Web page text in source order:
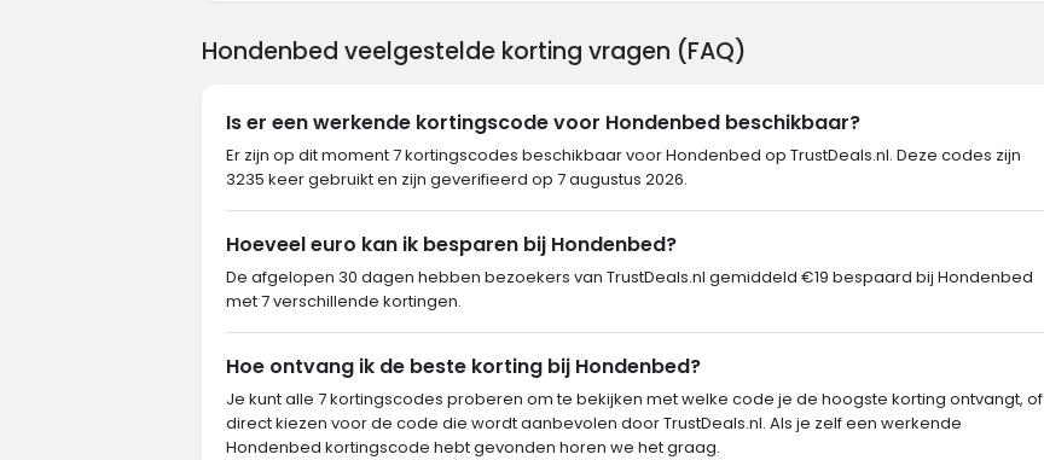
Hondenbed veelgestelde korting vragen (FAQ)
Is er een werkende kortingscode voor Hondenbed beschikbaar?
Er zijn op dit moment 7 kortingscodes beschikbaar voor Hondenbed op TrustDeals.nl. Deze codes zijn
3235 keer gebruikt en zijn geverifieerd op 7 augustus 2026.
Hoeveel euro kan ik besparen bij Hondenbed?
De afgelopen 30 dagen hebben bezoekers van TrustDeals.nl gemiddeld €19 bespaard bij Hondenbed
met 7 verschillende kortingen.
Hoe ontvang ik de beste korting bij Hondenbed?
Je kunt alle 7 kortingscodes proberen om te bekijken met welke code je de hoogste korting ontvangt, of
direct kiezen voor de code die wordt aanbevolen door TrustDeals.nl. Als je zelf een werkende
Hondenbed kortingscode hebt gevonden horen we het graag.